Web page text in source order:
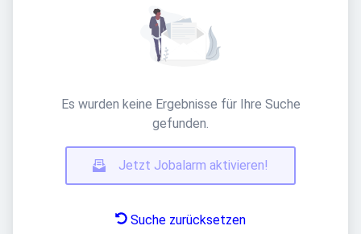
Es wurden keine Ergebnisse für Ihre Suche
gefunden.
Jetzt Jobalarm aktivieren!
Suche zurücksetzen